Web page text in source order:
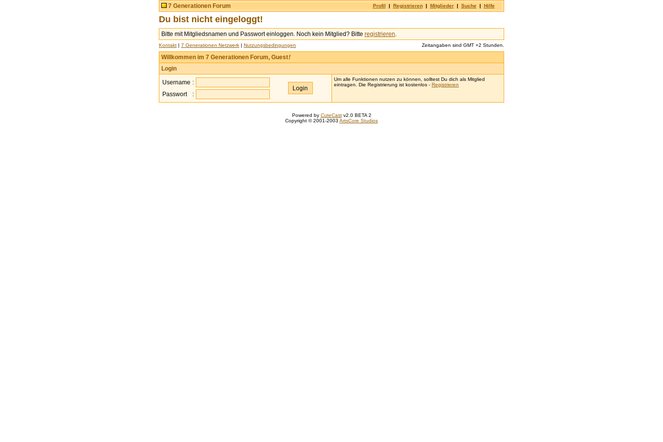
7 Generationen Forum Profil | Registrieren| Mitglieder| Suche | Hilfe
Du bist nicht eingeloggt!
Bitte mit Mitgliedsnamen und Passwort einloggen. Noch kein Mitglied? Bitte registrieren.
Kontakt | 7 Generationen Netzwerk | Nutzungsbedingungen Zeitangaben sind GMT +2 Stunden.
Willkommen im 7 Generationen Forum, Guest!
Login
Username :
Passwort
:
Um alle Funktionen nutzen zu können, solltest Du dich als Mitglied
eintragen. Die Registrierung ist kostenlos - Registrieren
Powered by CuteCastv2.0 BETA 2
Copyright © 2001-2003 ArtsCore Studios